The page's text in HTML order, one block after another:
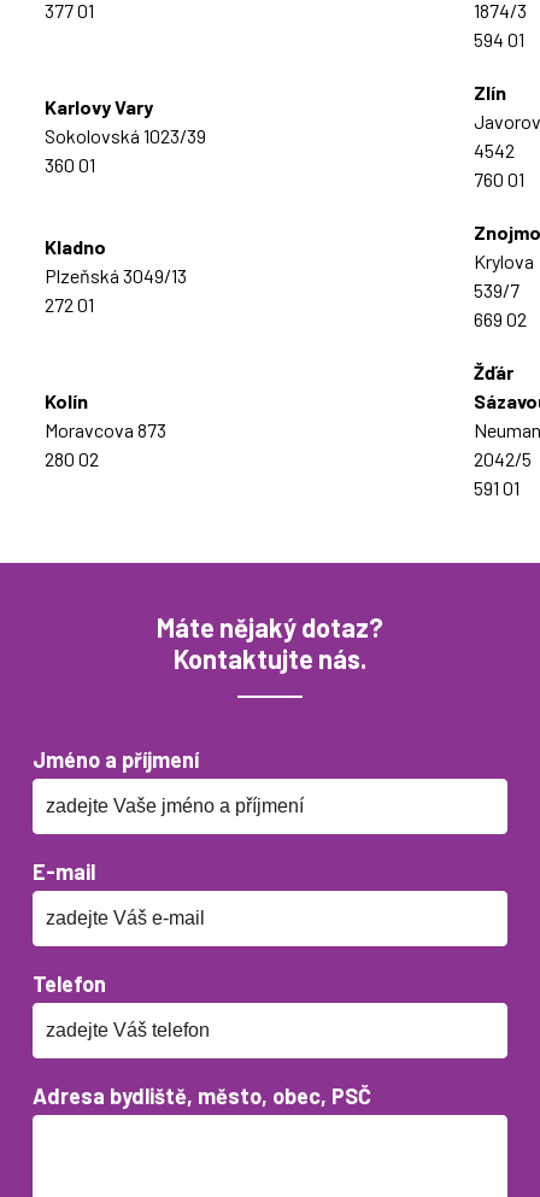
377 01
1874/3
594 01
Karlovy Vary
Sokolovská 1023/39
360 01
Zlín
4542
760 01
Kladno
Plzeňská 3049/13
272 01
Znojmo
Krylova
539/7
669 02
Kolín
Moravcova 873
280 02
Žďár
2042/5
591 01
Máte nějaký dotaz?
Kontaktujte nás.
Jméno a příjmení
E-mail
Telefon
Adresa bydliště, město, obec, PSČ